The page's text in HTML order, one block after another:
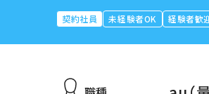
契約社員 未経験者OK 経験者歓